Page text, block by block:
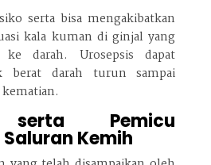
serta bisa mengakibatkan
kala kuman di ginjal yang
darah. Urosepsis dapat
berat darah turun sampai
serta Pemicu
Kemih